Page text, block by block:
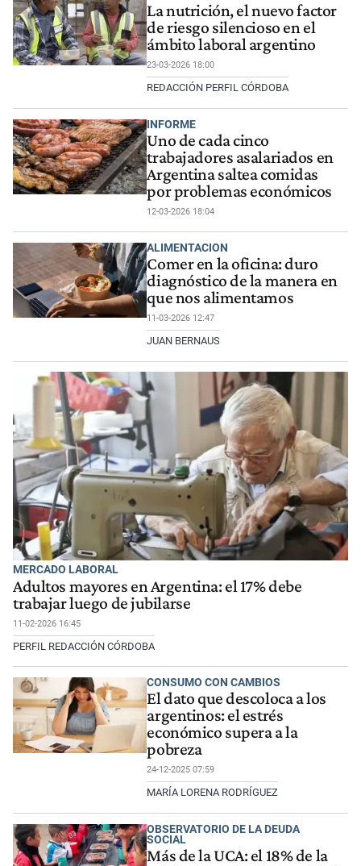
La nutrición, el nuevo factor
de riesgo silencioso en el
ámbito laboral argentino
23-03-2026 18:00
REDACCIÓN PERFIL CÓRDOBA
INFORME
Uno de cada cinco
trabajadores asalariados en
Argentina saltea comidas
por problemas económicos
12-03-2026 18:04
ALIMENTACION
Comer en la oficina: duro
diagnóstico de la manera en
que nos alimentamos
11-03-2026 12:47
JUAN BERNAUS
MERCADO LABORAL
Adultos mayores en Argentina: el 17% debe
trabajar luego de jubilarse
11-02-2026 16:45
PERFIL REDACCIÓN CÓRDOBA
CONSUMO CON CAMBIOS
El dato que descoloca a los
argentinos: el estrés
económico supera a la
pobreza
24-12-2025 07:59
MARÍA LORENA RODRÍGUEZ
OBSERVATORIO DE LA DEUDA
SOCIAL
Más de la UCA: el 18% de la